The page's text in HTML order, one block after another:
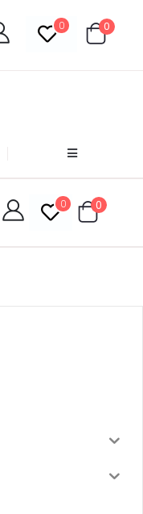
0 0
0 0